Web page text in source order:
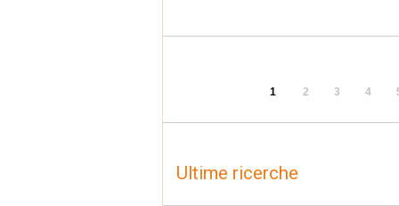
1 2 3 4
Ultime ricerche